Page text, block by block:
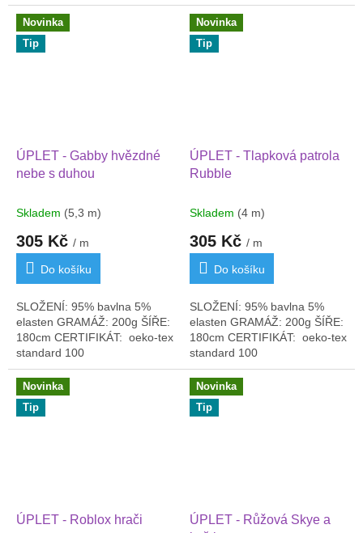
Novinka
Tip
ÚPLET - Gabby hvězdné
nebe s duhou
Skladem (5,3 m)
305 Kč / m
Do košíku
SLOŽENÍ: 95% bavlna 5%
elasten GRAMÁŽ: 200g ŠÍŘE:
180cm CERTIFIKÁT: oeko-tex
standard 100
Novinka
Tip
ÚPLET - Tlapková patrola
Rubble
Skladem (4 m)
305 Kč / m
Do košíku
SLOŽENÍ: 95% bavlna 5%
elasten GRAMÁŽ: 200g ŠÍŘE:
180cm CERTIFIKÁT: oeko-tex
standard 100
Novinka
Tip
ÚPLET - Roblox hrači
Novinka
Tip
ÚPLET - Růžová Skye a